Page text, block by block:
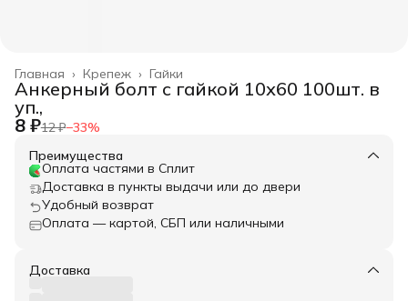
Гайки
Крепеж ›
Главная ›
Анкерный болт с гайкой 10х60 100шт. в
уп.,
8 ₽12 ₽−33%
Преимущества
Оплата частями в Сплит
Доставка в пункты выдачи или до двери
Удобный возврат
Оплата — картой, СБП или наличными
Доставка